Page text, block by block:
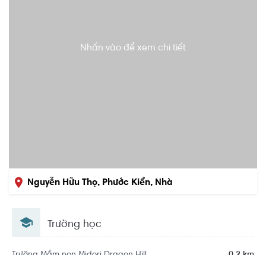
Nhấn vào để xem chi tiết
Nguyễn Hữu Thọ, Phước Kiển, Nhà
Trường học